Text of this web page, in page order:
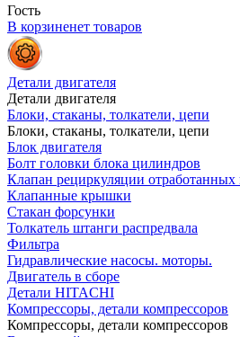
Гость
В корзиненет товаров
Детали двигателя
Детали двигателя
Блоки, стаканы, толкатели, цепи
Блоки, стаканы, толкатели, цепи
Блок двигателя
Болт головки блока цилиндров
Клапан рециркуляции отработанных
Клапанные крышки
Стакан форсунки
Толкатель штанги распредвала
Фильтра
Гидравлические насосы. моторы.
Двигатель в сборе
Детали HITACHI
Компрессоры, детали компрессоров
Компрессоры, детали компрессоров